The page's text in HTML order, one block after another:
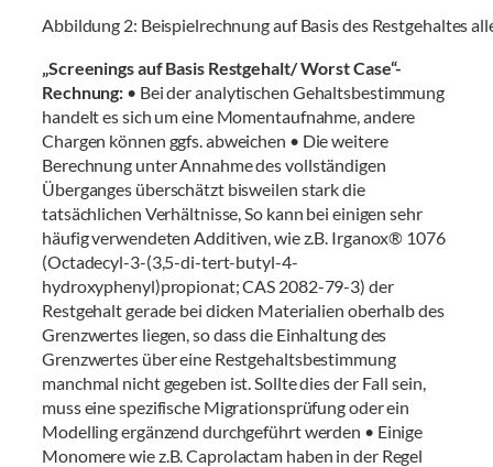
Abbildung 2: Beispielrechnung auf Basis des Restgehaltes
„Screenings auf Basis Restgehalt/ Worst Case“-
Rechnung: • Bei der analytischen Gehaltsbestimmung
handelt es sich um eine Momentaufnahme, andere
Chargen können ggfs. abweichen • Die weitere
Berechnung unter Annahme des vollständigen
Überganges überschätzt bisweilen stark die
tatsächlichen Verhältnisse, So kann bei einigen sehr
häufig verwendeten Additiven, wie z.B. Irganox® 1076
(Octadecyl-3-(3,5-di-tert-butyl-4-
hydroxyphenyl)propionat; CAS 2082-79-3) der
Restgehalt gerade bei dicken Materialien oberhalb des
Grenzwertes liegen, so dass die Einhaltung des
Grenzwertes über eine Restgehaltsbestimmung
manchmal nicht gegeben ist. Sollte dies der Fall sein,
muss eine spezifische Migrationsprüfung oder ein
Modelling ergänzend durchgeführt werden • Einige
Monomere wie z.B. Caprolactam haben in der Regel